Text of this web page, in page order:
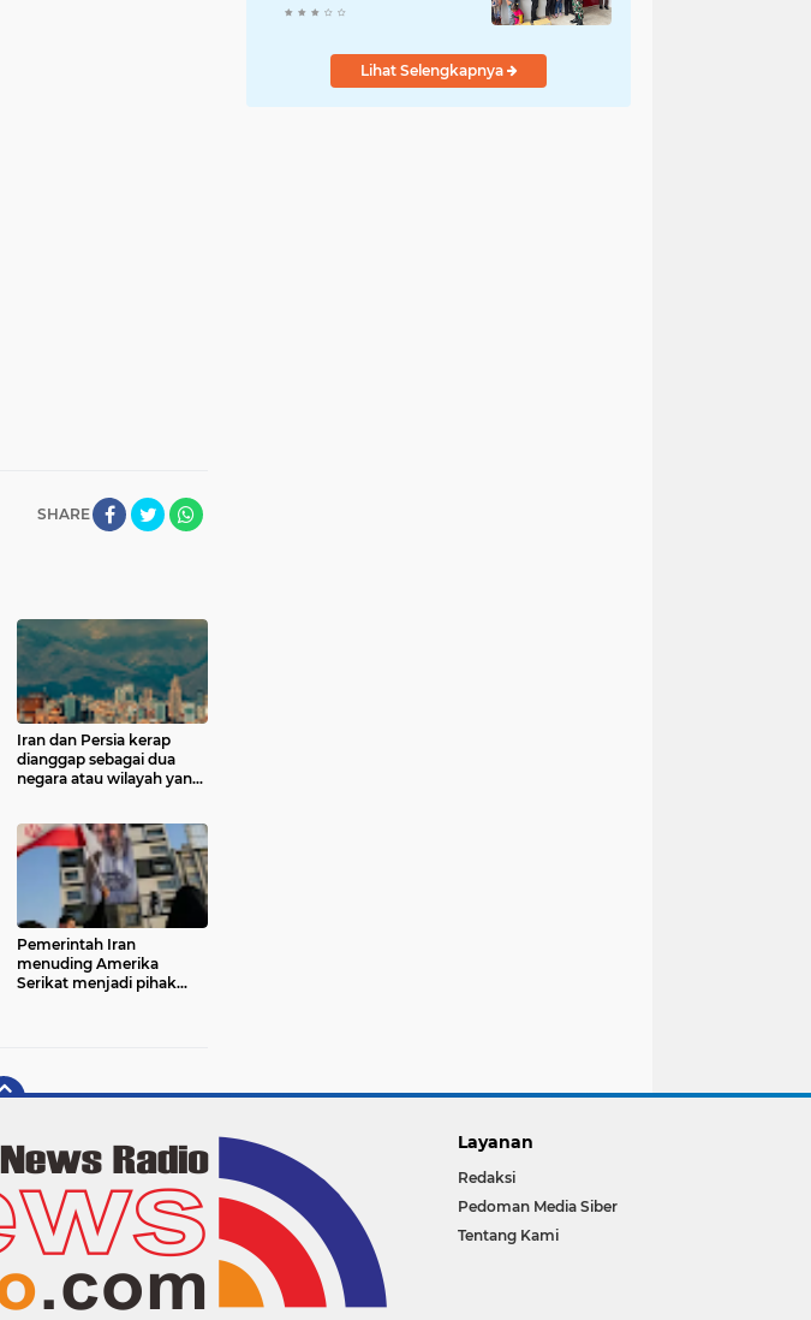
SHARE
Iran dan Persia kerap
dianggap sebagai dua
negara atau wilayah yang
Pemerintah Iran
menuding Amerika
Serikat menjadi pihak
Understanding/MoU)
Kodim
Lihat Selengkapnya
Layanan
Redaksi
Pedoman Media Siber
Tentang Kami